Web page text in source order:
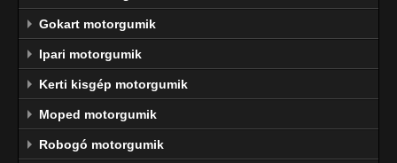
Gokart motorgumik
Ipari motorgumik
Kerti kisgép motorgumik
Moped motorgumik
Robogó motorgumik